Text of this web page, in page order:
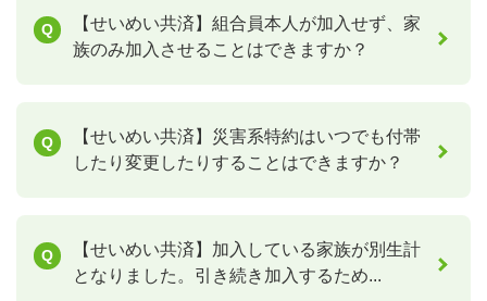
【せいめい共済】組合員本人が加入せず、家
族のみ加入させることはできますか？
【せいめい共済】災害系特約はいつでも付帯
したり変更したりすることはできますか？
【せいめい共済】加入している家族が別生計
となりました。引き続き加入するため...